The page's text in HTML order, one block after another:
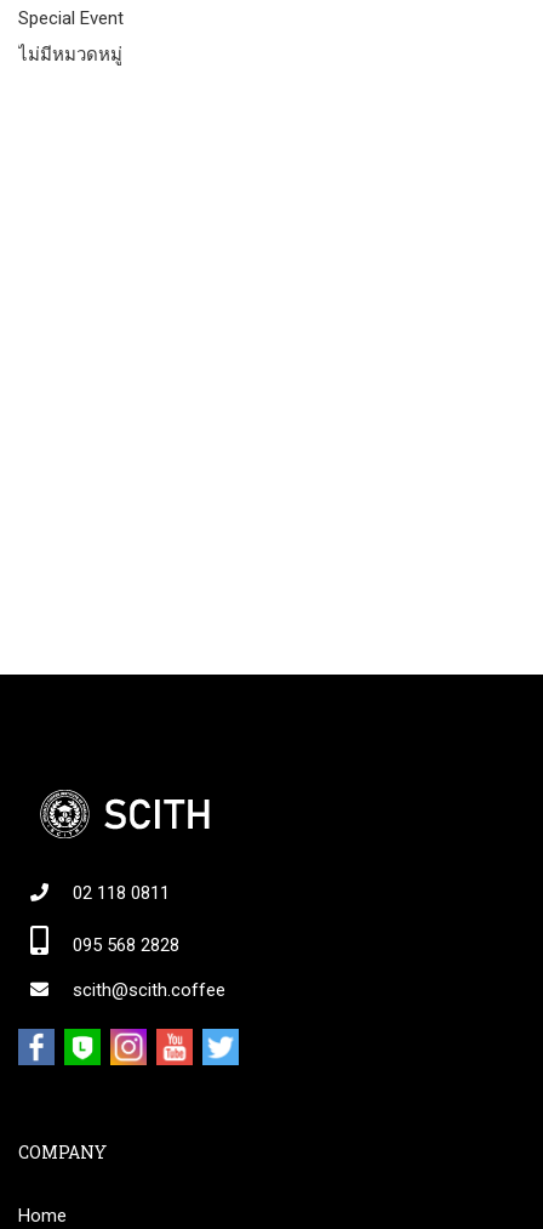
Special Event
ไม่มีหมวดหมู่
02 118 0811
095 568 2828
scith@scith.coffee
COMPANY
Home